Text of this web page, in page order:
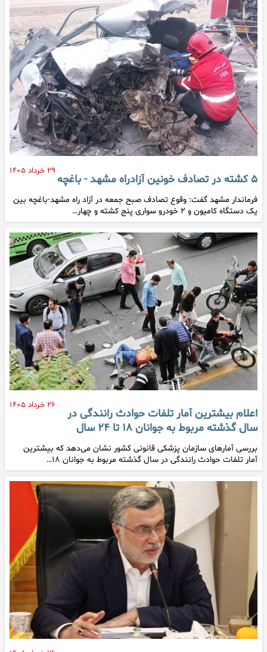
۲۹ خرداد ۱۴۰۵
۵ کشته در تصادف خونین آزادراه مشهد - باغچه
فرماندار مشهد گفت: وقوع تصادف صبح جمعه در آزاد راه مشهد-باغچه بین
یک دستگاه کامیون و ۲ خودرو سواری پنج کشته و چهار…
۲۶ خرداد ۱۴۰۵
اعلام بیشترین آمار تلفات حوادث رانندگی در
سال گذشته مربوط به جوانان ۱۸ تا ۲۴ سال
بررسی آمارهای سازمان پزشکی قانونی کشور نشان می‌دهد که بیشترین
آمار تلفات حوادث رانندگی در سال گذشته مربوط به جوانان ۱۸…